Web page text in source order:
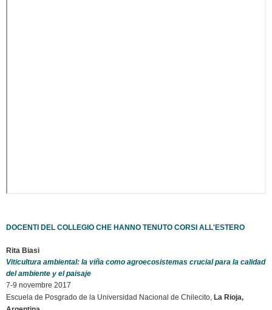
DOCENTI DEL COLLEGIO CHE HANNO TENUTO CORSI ALL'ESTERO
Rita Biasi
Viticultura ambiental: la viña como agroecosistemas crucial para la calidad
del ambiente y el paisaje
7-9 novembre 2017
Escuela de Posgrado de la Universidad Nacional de Chilecito, La Rioja,